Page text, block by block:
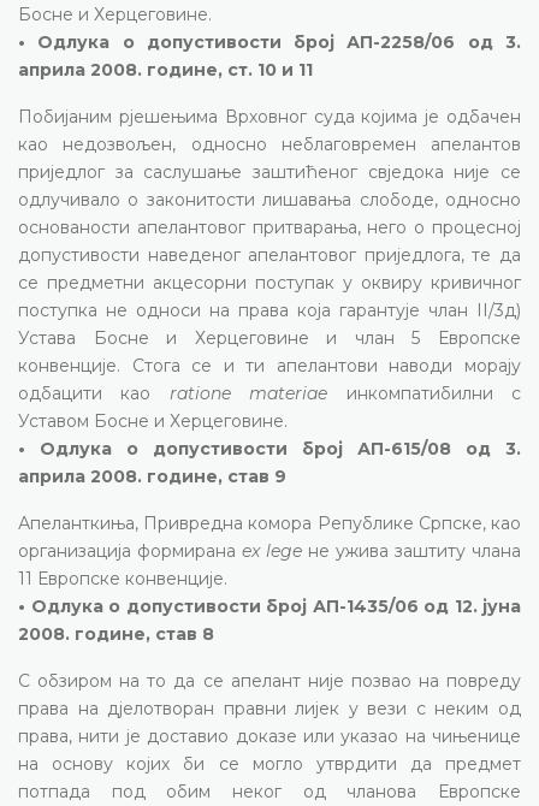
Босне и Херцеговине.
• Одлука о допустивости број АП-2258/06 од 3.
априла 2008. године, ст. 10 и 11
Побијаним рјешењима Врховног суда којима је одбачен
као недозвољен, односно неблаговремен апелантов
приједлог за саслушање заштићеног свједока није се
одлучивало о законитости лишавања слободе, односно
основаности апелантовог притварања, него о процесној
допустивости наведеног апелантовог приједлога, те да
се предметни акцесорни поступак у оквиру кривичног
поступка не односи на права која гарантује члан II/3д)
Устава Босне и Херцеговине и члан 5 Европске
конвенције. Стога се и ти апелантови наводи морају
одбацити као ratione materiae инкомпатибилни с
Уставом Босне и Херцеговине.
• Одлука о допустивости број АП-615/08 од 3.
априла 2008. године, став 9
Апеланткиња, Привредна комора Републике Српске, као
организација формирана ex lege не ужива заштиту члана
11 Европске конвенције.
• Одлука о допустивости број АП-1435/06 од 12. јуна
2008. године, став 8
С обзиром на то да се апелант није позвао на повреду
права на дјелотворан правни лијек у вези с неким од
права, нити је доставио доказе или указао на чињенице
на основу којих би се могло утврдити да предмет
потпада под обим неког од чланова Европске